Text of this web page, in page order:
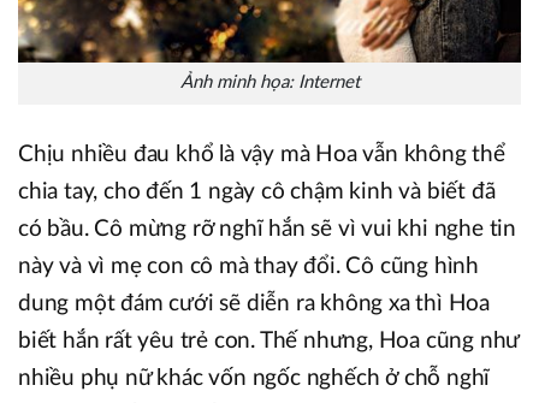
Ảnh minh họa: Internet
Chịu nhiều đau khổ là vậy mà Hoa vẫn không thể
chia tay, cho đến 1 ngày cô chậm kinh và biết đã
có bầu. Cô mừng rỡ nghĩ hắn sẽ vì vui khi nghe tin
này và vì mẹ con cô mà thay đổi. Cô cũng hình
dung một đám cưới sẽ diễn ra không xa thì Hoa
biết hắn rất yêu trẻ con. Thế nhưng, Hoa cũng như
nhiều phụ nữ khác vốn ngốc nghếch ở chỗ nghĩ